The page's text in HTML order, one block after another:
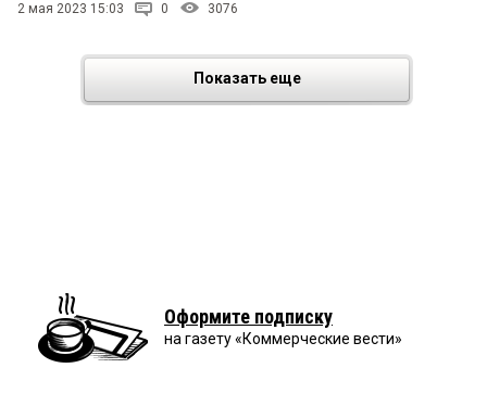
2 мая 2023 15:03 0 3076
Показать еще
Оформите подписку
на газету «Коммерческие вести»